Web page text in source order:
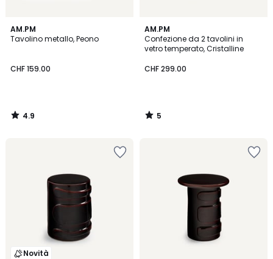
AM.PM
Tavolino metallo, Peono
CHF 159.00
4.9
/ 5
4.9
/
AM.PM
Confezione da 2 tavolini in
vetro temperato, Cristalline
CHF 299.00
5
/
5
5
/
Novità